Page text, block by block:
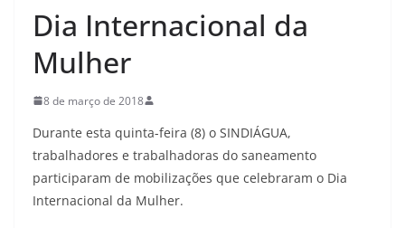
Dia Internacional da
Mulher
8 de março de 2018
Durante esta quinta-feira (8) o SINDIÁGUA,
trabalhadores e trabalhadoras do saneamento
participaram de mobilizações que celebraram o Dia
Internacional da Mulher.